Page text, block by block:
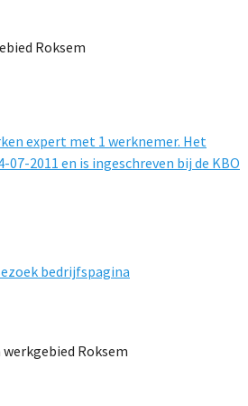
expert met 1 werknemer. Het
2011 en is ingeschreven bij de KBO
bedrijfspagina